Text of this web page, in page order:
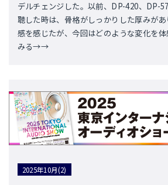
デルチェンジした。以前、DP-420、DP-
聴した時は、骨格がしっかりした厚みが
感を感じたが、今回はどのような変化を
みる→→
2025年10月(2)